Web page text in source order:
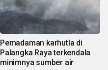
Pemadaman karhutla di
Palangka Raya terkendala
minimnya sumber air